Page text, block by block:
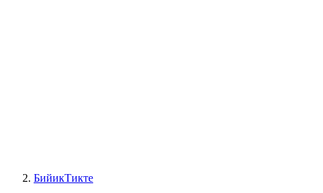
БийикТикте